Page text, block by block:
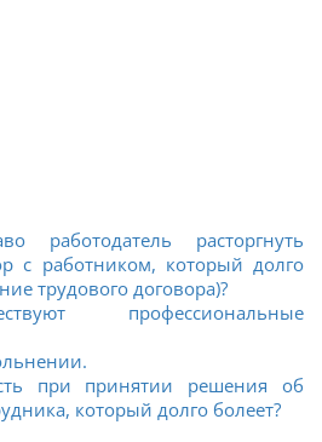
работодатель расторгнуть
с работником, который долго
трудового договора)?
профессиональные
при принятии решения об
который долго болеет?